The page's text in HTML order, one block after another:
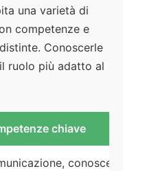
una varietà di
competenze e
Conoscerle
ruolo più adatto al
chiave
conoscenza